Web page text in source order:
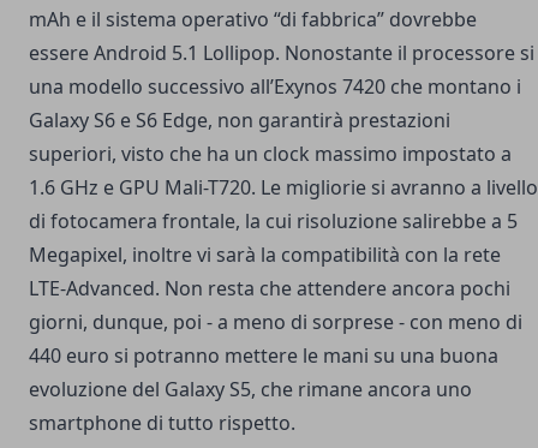
mAh e il sistema operativo “di fabbrica” dovrebbe
essere Android 5.1 Lollipop. Nonostante il processore si
una modello successivo all’Exynos 7420 che montano i
Galaxy S6 e S6 Edge, non garantirà prestazioni
superiori, visto che ha un clock massimo impostato a
1.6 GHz e GPU Mali-T720. Le migliorie si avranno a livello
di fotocamera frontale, la cui risoluzione salirebbe a 5
Megapixel, inoltre vi sarà la compatibilità con la rete
LTE-Advanced. Non resta che attendere ancora pochi
giorni, dunque, poi - a meno di sorprese - con meno di
440 euro si potranno mettere le mani su una buona
evoluzione del Galaxy S5, che rimane ancora uno
smartphone di tutto rispetto.